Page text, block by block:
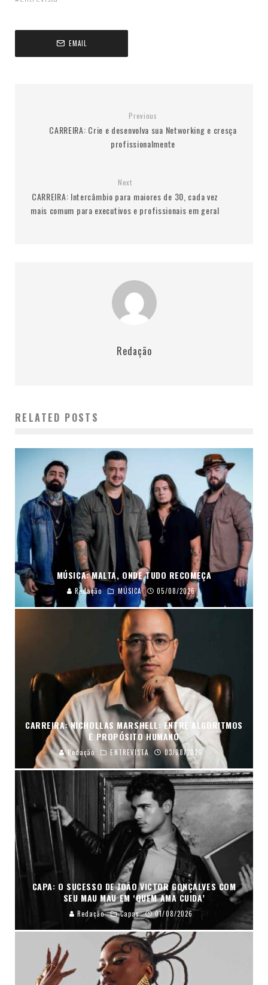
EMAIL
Previous
CARREIRA: Crie e desenvolva sua Networking e cresça
Next
CARREIRA: Intercâmbio para maiores de 30‏, cada vez
mais comum para executivos e profissionais em geral
Redação
RELATED POSTS
MÚSICA: MALTA, ONDE TUDO RECOMEÇA
Redação MÚSICA 05/08/2026
CARREIRA: NICHOLLAS MARSHELL: ENTRE ALGORITMOS
E PROPÓSITO HUMANO
Redação ENTREVISTA 03/08/2026
CAPA: O SUCESSO DE JOÃO VICTOR GONÇALVES COM
SEU MAU MAU EM ‘QUEM AMA CUIDA’
Redação Capas 01/08/2026